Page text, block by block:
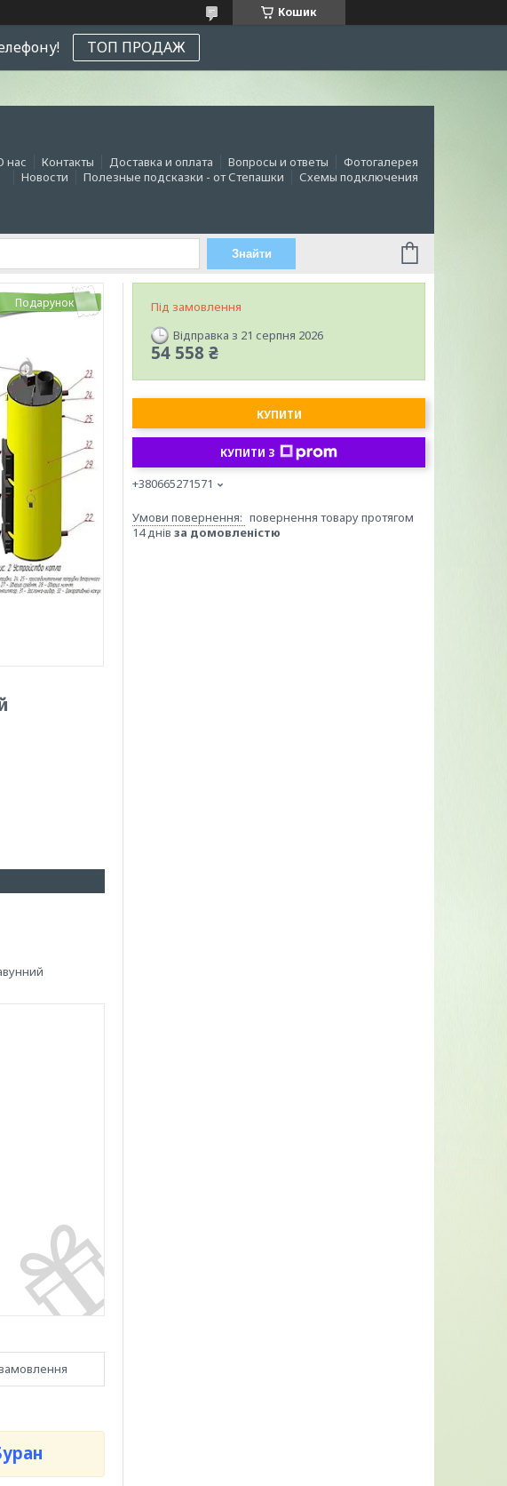
Кошик
ТОП ПРОДАЖ
нас Контакты Доставка и оплата Вопросы и ответы
Фотогалерея
Новости
Полезные подсказки - от Степашки Схемы подключения
Знайти
Подарунок
Під замовлення
Відправка з 21 серпня 2026
54 558 ₴
КУПИТИ
КУПИТИ З
+380665271571
повернення товару протягом
14 днів за домовленістю